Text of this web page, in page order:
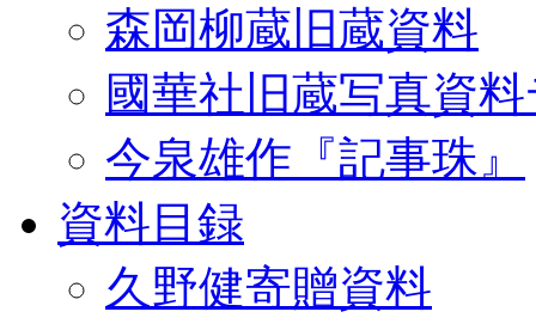
森岡柳蔵旧蔵資料
國華社旧蔵写真資
今泉雄作『記事珠』
資料目録
久野健寄贈資料